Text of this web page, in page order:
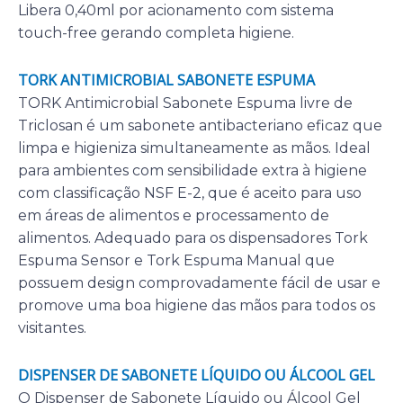
Libera 0,40ml por acionamento com sistema
touch-free gerando completa higiene.
TORK ANTIMICROBIAL SABONETE ESPUMA
TORK Antimicrobial Sabonete Espuma livre de
Triclosan é um sabonete antibacteriano eficaz que
limpa e higieniza simultaneamente as mãos. Ideal
para ambientes com sensibilidade extra à higiene
com classificação NSF E-2, que é aceito para uso
em áreas de alimentos e processamento de
alimentos. Adequado para os dispensadores Tork
Espuma Sensor e Tork Espuma Manual que
possuem design comprovadamente fácil de usar e
promove uma boa higiene das mãos para todos os
visitantes.
DISPENSER DE SABONETE LÍQUIDO OU ÁLCOOL GEL
O Dispenser de Sabonete Líquido ou Álcool Gel